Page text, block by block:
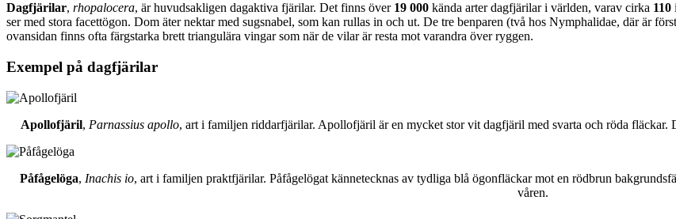
Dagfjärilar, rhopalocera, är huvudsakligen dagaktiva fjärilar. Det finns över 19 000 kända arter dagfjärilar i världen, varav cirka 110
ser med stora facettögon. Dom äter nektar med sugsnabel, som kan rullas in och ut. De tre benparen (två hos Nymphalidae, där är
ovansidan finns ofta färgstarka brett triangulära vingar som när de vilar är resta mot varandra över ryggen.
Exempel på dagfjärilar
Apollofjäril, Parnassius apollo, art i familjen riddarfjärilar. Apollofjäril är en mycket stor vit dagfjäril med svarta och röda fläckar.
Påfågelöga, Inachis io, art i familjen praktfjärilar. Påfågelögat kännetecknas av tydliga blå ögonfläckar mot en rödbrun
våren.